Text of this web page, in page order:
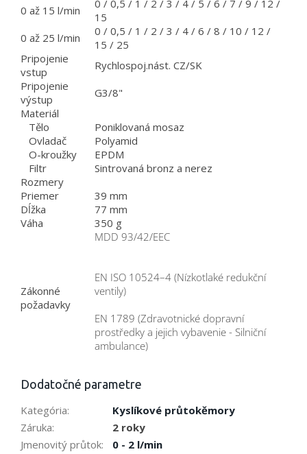
0 až 15 l/min
0 / 0,5 / 1 / 2 / 3 / 4 / 5 / 6 / 7 / 9 / 12 /
15
0 až 25 l/min
0 / 0,5 / 1 / 2 / 3 / 4 / 6 / 8 / 10 / 12 /
15 / 25
Pripojenie
vstup
Rychlospoj.nást. CZ/SK
Pripojenie
výstup
G3/8"
Materiál
Tělo
Poniklovaná mosaz
Ovladač
Polyamid
O-kroužky
EPDM
Filtr
Sintrovaná bronz a nerez
Rozmery
Priemer
39 mm
Dĺžka
77 mm
Váha
350 g
Zákonné
požadavky
MDD 93/42/EEC
EN ISO 10524–4 (Nízkotlaké redukční
ventily)
EN 1789 (Zdravotnické dopravní
prostředky a jejich vybavenie - Silniční
ambulance)
Dodatočné parametre
Kategória:
Kyslíkové průtokěmory
Záruka:
2 roky
Jmenovitý průtok:
0 - 2 l/min